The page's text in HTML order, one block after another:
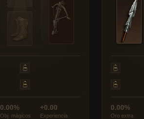
0.00%
Obj. mágicos
+0.00
Experiencia
0.00%
Oro extra